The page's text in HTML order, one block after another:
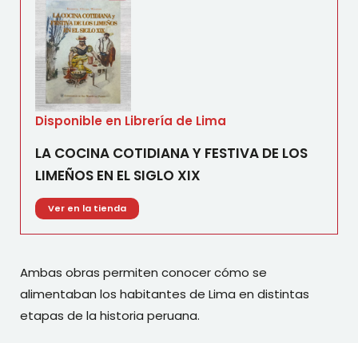
Disponible en Librería de Lima
LA COCINA COTIDIANA Y FESTIVA DE LOS
LIMEÑOS EN EL SIGLO XIX
Ver en la tienda
Ambas obras permiten conocer cómo se
alimentaban los habitantes de Lima en distintas
etapas de la historia peruana.